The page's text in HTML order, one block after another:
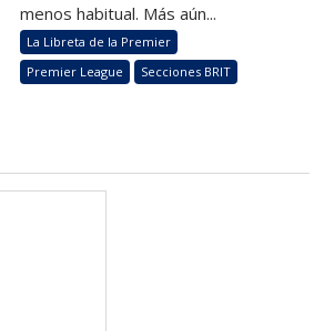
menos habitual. Más aún...
La Libreta de la Premier
Premier League
Secciones BRIT